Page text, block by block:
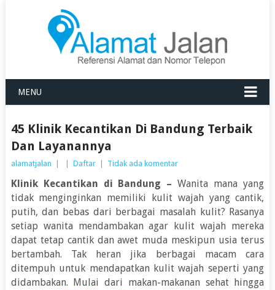
MENU
45 Klinik Kecantikan Di Bandung Terbaik
Dan Layanannya
alamatjalan Daftar Tidak ada komentar
Klinik Kecantikan di Bandung – Wanita mana yang
tidak menginginkan memiliki kulit wajah yang cantik,
putih, dan bebas dari berbagai masalah kulit? Rasanya
setiap wanita mendambakan agar kulit wajah mereka
dapat tetap cantik dan awet muda meskipun usia terus
bertambah. Tak heran jika berbagai macam cara
ditempuh untuk mendapatkan kulit wajah seperti yang
didambakan. Mulai dari makan-makanan sehat hingga